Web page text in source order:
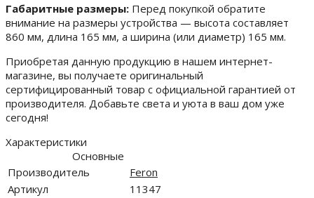
Габаритные размеры: Перед покупкой обратите
внимание на размеры устройства — высота составляет
860 мм, длина 165 мм, а ширина (или диаметр) 165 мм.
Приобретая данную продукцию в нашем интернет-
магазине, вы получаете оригинальный
сертифицированный товар с официальной гарантией от
производителя. Добавьте света и уюта в ваш дом уже
сегодня!
Характеристики
Основные
Производитель
Feron
Артикул
11347